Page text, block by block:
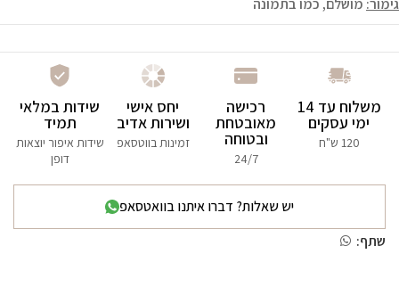
גימור: מושלם, כמו בתמונה
משלוח עד 14
ימי עסקים
120 ש"ח
רכישה
מאובטחת
ובטוחה
24/7
יחס אישי
ושירות אדיב
זמינות בווטסאפ
שידות במלאי
תמיד
שידות איפור יוצאות
דופן
יש שאלות? דברו איתנו בוואטסאפ
שתף: